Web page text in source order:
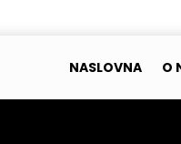
NASLOVNA O